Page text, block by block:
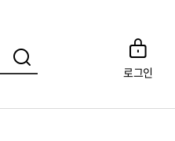
로그인